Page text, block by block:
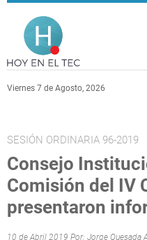
Pasar al contenido principal
Viernes 7 de Agosto, 2026
SESIÓN ORDINARIA 96-2019
Consejo
Comisión del IV
presentaron
10 de Abril 2019 Por: Jorge Quesada